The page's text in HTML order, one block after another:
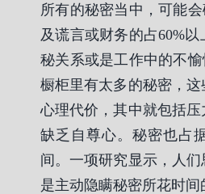
所有的秘密当中，可能
及谎言或财务的占60%
秘关系或是工作中的不
橱柜里有太多的秘密，
心理代价，其中就包括
缺乏自尊心。秘密也占
间。一项研究显示，人
是主动隐瞒秘密所花时间